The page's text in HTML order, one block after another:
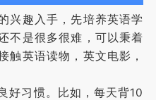
趣入手，先培养英语学
不是很多很难，可以秉着
触英语读物，英文电影，
习惯。比如，每天背10